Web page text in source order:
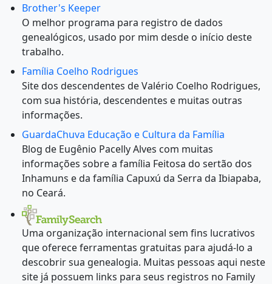
Brother's Keeper
O melhor programa para registro de dados
genealógicos, usado por mim desde o início deste
trabalho.
Família Coelho Rodrigues
Site dos descendentes de Valério Coelho Rodrigues,
com sua história, descendentes e muitas outras
informações.
GuardaChuva Educação e Cultura da Família
Blog de Eugênio Pacelly Alves com muitas
informações sobre a família Feitosa do sertão dos
Inhamuns e da família Capuxú da Serra da Ibiapaba,
no Ceará.
Uma organização internacional sem fins lucrativos
que oferece ferramentas gratuitas para ajudá-lo a
descobrir sua genealogia. Muitas pessoas aqui neste
site já possuem links para seus registros no Family